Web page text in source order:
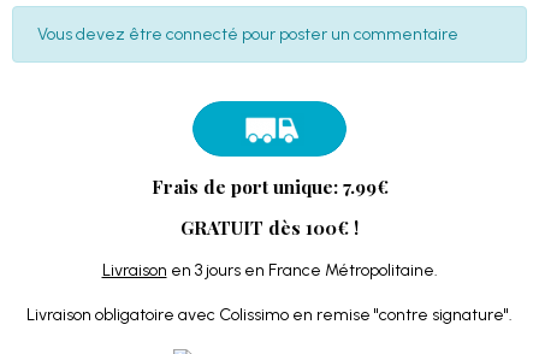
Vous devez être connecté pour poster un commentaire
Frais de port unique: 7.99€
GRATUIT dès 100€ !
Livraison en 3 jours en France Métropolitaine.
Livraison obligatoire avec Colissimo en remise "contre signature".